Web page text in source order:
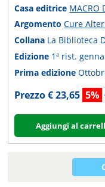
Casa editrice MACRO
ArgomentoCure
Collana La Biblioteca
Edizione 1ª rist.
Prima edizione
Prezzo € 23,65 5%
Aggiungi al